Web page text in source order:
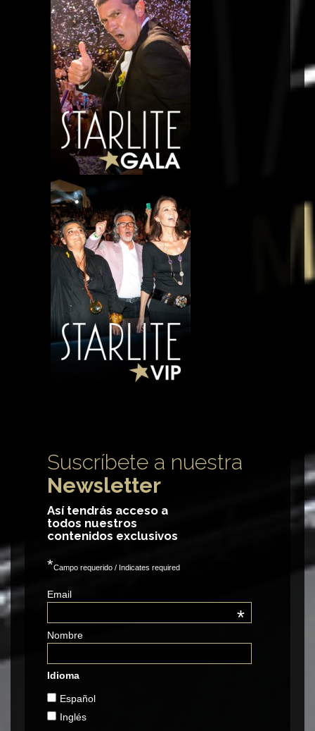
Suscríbete a nuestra
Newsletter
Así tendrás acceso a
todos nuestros
contenidos exclusivos
*Campo requerido / Indicates required
Email
*
Nombre
Idioma
Español
Inglés